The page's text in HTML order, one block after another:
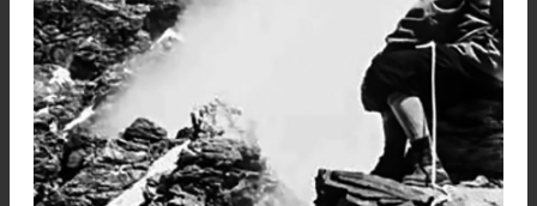
últimos momentos de la recuperación de
como camillero, en la parte sanitaria de la misma.
A mediados del año 1945, si bien la guerra
oficialmente, se podía decir que ya había
y se iniciaron los preparativos para las
de autoridades en la Francia libre, lo